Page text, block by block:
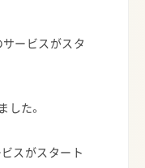
ービスがスタ
した。
スがスタート